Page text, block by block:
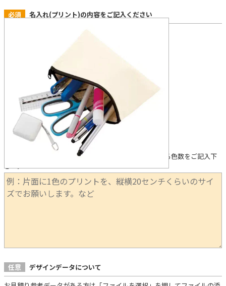
必須 名入れ(プリント)の内容をご記入ください
下記に①印刷箇所 ②製法（希望がある場合） ③使用する色数をご記入下
さい。
任意
デザインデータについて